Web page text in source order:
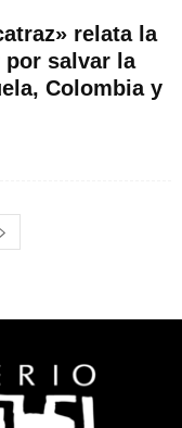
relata la
por salvar la
Colombia y